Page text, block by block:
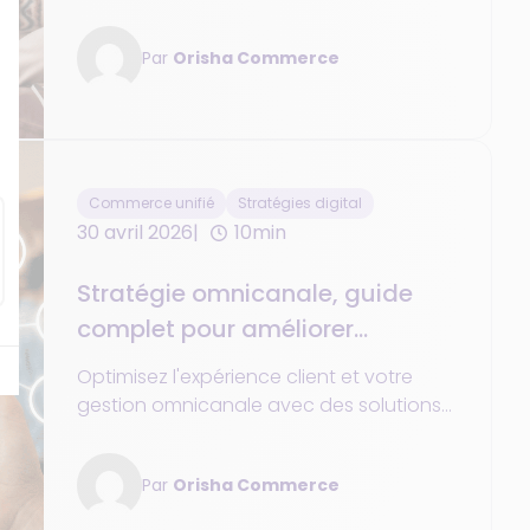
Par Orisha Commerce
Commerce unifié Stratégies digital
30 avril 2026 10min
Stratégie omnicanale, guide
complet pour améliorer
l'expérience et l'efficacité
Optimisez l'expérience client et votre
gestion omnicanale avec des solutions
Par Orisha Commerce